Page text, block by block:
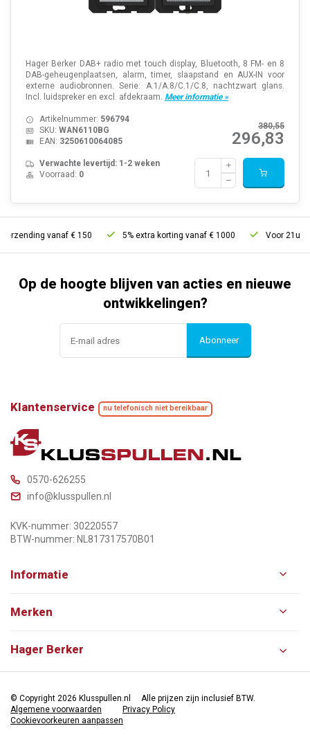
Hager Berker DAB+ radio met touch display, Bluetooth, 8 FM- en 8
DAB-geheugenplaatsen, alarm, timer, slaapstand en AUX-IN voor
externe audiobronnen. Serie: A.1/A.8/C.1/C.8, nachtzwart glans.
Incl. luidspreker en excl. afdekraam. Meer informatie »
380,55
296,83
Artikelnummer: 596794
SKU: WAN6110BG
EAN: 3250610064085
Verwachte levertijd: 1-2 weken
Voorraad: 0
vanaf € 150 5% extra korting vanaf € 1000 Voor 21u
Op de hoogte blijven van acties en nieuwe
ontwikkelingen?
Abonneer
Klantenservice nu telefonisch niet bereikbaar
0570-626255
info@klusspullen.nl
KVK-nummer: 30220557
BTW-nummer: NL817317570B01
Informatie
Merken
Hager Berker
© Copyright 2026 Klusspullen.nl
Alle prijzen zijn inclusief BTW.
Algemene voorwaarden
Privacy Policy
Cookievoorkeuren aanpassen